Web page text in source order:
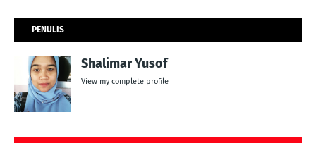
PENULIS
Shalimar Yusof
View my complete profile